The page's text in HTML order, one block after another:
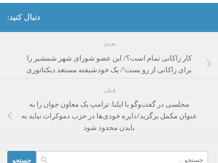
دنبال کنید:
بعدی
کار زاکانی تمام است؟/ این عضو شورای شهر شمشیر را
برای زاکانی از رو بست!/ یک خودشیفته مستعد دیکتاتوری
قبلی
مجلسی در گفت‌وگو با ایلنا: ترامپ یک معاون جوان را به
عنوان مکمل برگزید/دایره خودی‌ها در حزب دموکرات نباید به
بایدن محدود شود